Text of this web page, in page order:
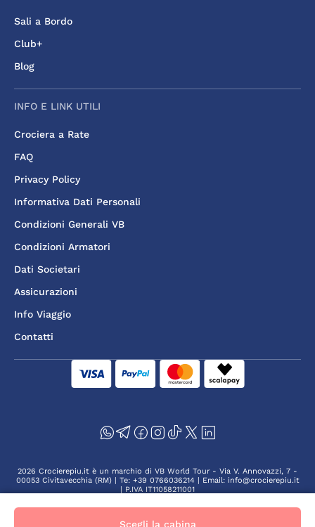
Scegli la cabina
Sali a Bordo
Club+
Blog
INFO E LINK UTILI
Crociera a Rate
FAQ
Privacy Policy
Informativa Dati Personali
Condizioni Generali VB
Condizioni Armatori
Dati Societari
Assicurazioni
Info Viaggio
Contatti
2026 Crocierepiu.it è un marchio di VB World Tour - Via V. Annovazzi, 7 -
00053 Civitavecchia (RM) | Te: +39 0766036214 | Email: info@crocierepiu.it
| P.IVA IT11058211001